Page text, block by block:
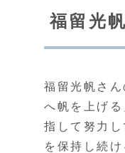
福留光
福留光帆さ
へ帆を上げ
指して努力
を保持し続